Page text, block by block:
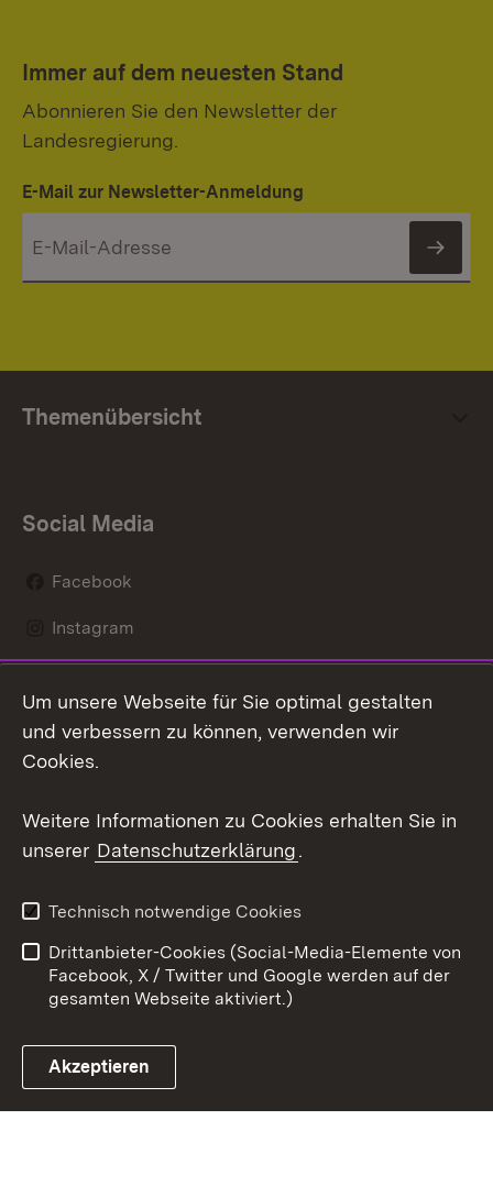
Immer auf dem neuesten Stand
Abonnieren Sie den Newsletter der
Landesregierung.
E-Mail zur Newsletter-Anmeldung
Themenübersicht
Social Media
Facebook
Instagram
Mastodon
Youtube
Link zum Landesportal
Kontakt
Datenschutz
Barrierefreiheit
Impressum Cookies
Um unsere Webseite für Sie optimal gestalten
und verbessern zu können, verwenden wir
Cookies.
Weitere Informationen zu Cookies erhalten Sie in
unserer Datenschutzerklärung.
Technisch notwendige Cookies
Drittanbieter-Cookies (Social-Media-Elemente von
Facebook, X / Twitter und Google werden auf der
gesamten Webseite aktiviert.)
Akzeptieren